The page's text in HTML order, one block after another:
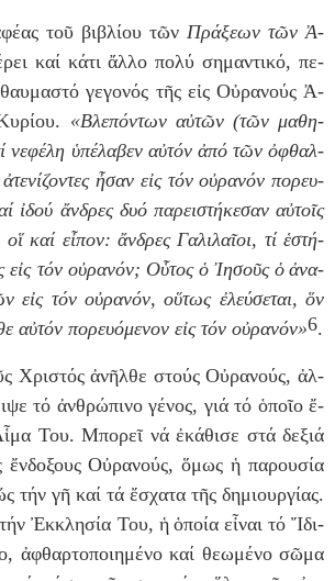
τοῦ βι­βλί­ου τῶν Πρά­ξεων τῶν Ἀ­
καί κά­τιἄλ­λοπο­λύ ση­μα­ντι­κό, πε­
γε­γο­νός τῆς εἰς Οὐ­ρα­νούς Ἀ­
«Βλε­πό­ντων αὐ­τῶν (τῶν μα­θη­
νε­φέ­λη ὑ­πέ­λα­βεν αὐ­τόν ἀ­πό τῶν ὀ­φθαλ­
ἀ­τε­νί­ζο­ντες ἦ­σαν εἰς τόν οὐ­ρα­νόν πο­ρευ­
ἰ­δού ἄν­δρες δυ­ό πα­ρει­στή­κε­σαν αὐ­τοῖς
οἵκαί εἶ­πον:ἄν­δρες Γα­λι­λαῖ­οι, τίἑ­στή­
εἰς τόν οὐ­ρα­νόν; Οὗ­τοςὁ Ἰ­η­σοῦς ὁ ἀ­να­
εἰς τόν οὐ­ρα­νόν, οὕ­τως ἐ­λεύ­σε­ται, ὅν
αὐ­τόν πο­ρευ­ό­με­νον εἰς τόν οὐ­ρα­νόν»6.
Χρι­στόςἀ­νῆλ­θε στούς Οὐ­ρα­νούς,ἀλ­
τό ἀν­θρώ­πι­νογέ­νος, γι­ά τό ὁ­ποῖ­ο ἔ­
Του. Μπο­ρεῖ νά ἐκά­θι­σε στά δε­ξι­ά
ἔν­δο­ξους Οὐ­ρα­νούς,ὅ­μως ἡ πα­ρου­σί­α
ς τήν γῆ καί τά ἔ­σχα­τα τῆς δη­μι­ουρ­γί­ας.
τήνἘκ­κλη­σί­α Του, ἡ ὁ­ποί­α εἶ­ναι τό Ἴ­δι­
, ἀ­φθαρ­το­ποι­η­μέ­νο καί θε­ω­μέ­νο σῶ­μα